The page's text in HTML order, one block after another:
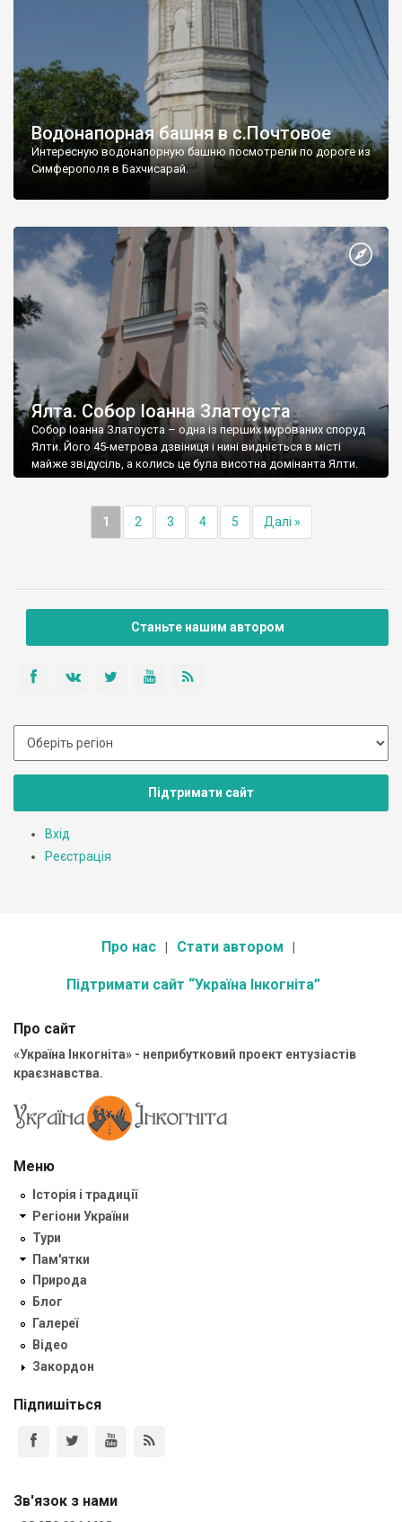
Водонапорная башня в с.Почтовое
Интересную водонапорную башню посмотрели по дороге из
Симферополя в Бахчисарай.
Ялта. Собор Іоанна Златоуста
Собор Іоанна Златоуста – одна із перших мурованих споруд
Ялти. Його 45-метрова дзвіниця і нині видніється в місті
майже звідусіль, а колись це була висотна домінанта Ялти.
1 2 3 4 5 Далі »
Станьте нашим автором
Підтримати сайт
Вхід
Реєстрація
Про нас Стати автором
Підтримати сайт “Україна Інкогніта”
Про сайт
«Україна Інкогніта» - неприбутковий проект ентузіастів
краєзнавства.
Меню
Історія і традиції
Регіони України
Тури
Пам'ятки
Природа
Блог
Галереї
Відео
Закордон
Підпишіться
Зв'язок з нами